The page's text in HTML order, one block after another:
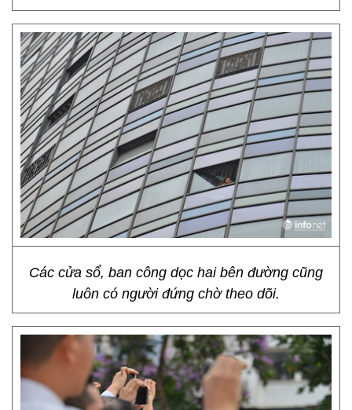
Các cửa sổ, ban công dọc hai bên đường cũng
luôn có người đứng chờ theo dõi.